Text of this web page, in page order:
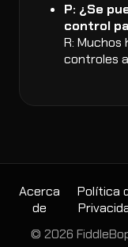
P: ¿Se
control
R:
controles
Acerca
de
Política
© 2026